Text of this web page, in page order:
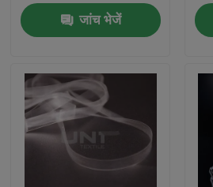
घर
उत्पाद
जांच भेजें